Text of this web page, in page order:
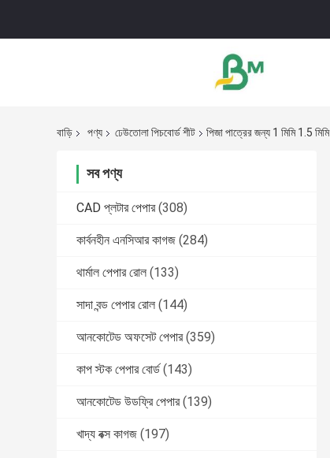
বাড়ি পণ্য ঢেউতোলা পিচবোর্ড শীট পিজা পাত্রের জন্য 1 মিমি 1.5
সব পণ্য
CAD প্লটার পেপার (308)
কার্বনহীন এনসিআর কাগজ (284)
থার্মাল পেপার রোল (133)
সাদা বন্ড পেপার রোল (144)
আনকোটেড অফসেট পেপার (359)
কাপ স্টক পেপার বোর্ড (143)
আনকোটেড উডফ্রি পেপার (139)
খাদ্য বক্স কাগজ (197)